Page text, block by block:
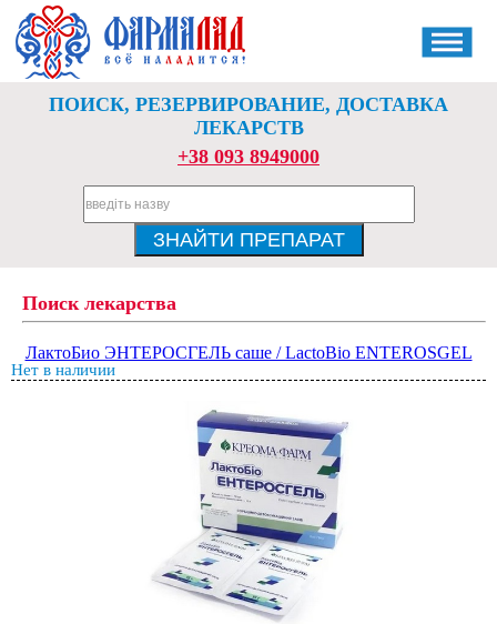
ПОИСК, РЕЗЕРВИРОВАНИЕ, ДОСТАВКА
ЛЕКАРСТВ
+38 093 8949000
Поиск лекарства
ЛактоБио ЭНТЕРОСГЕЛЬ саше / LactoBio ENTEROSGEL
Нет в наличии